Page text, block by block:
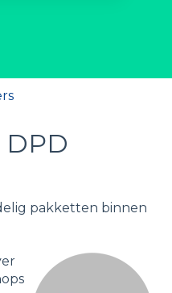
DPD
pakketten binnen